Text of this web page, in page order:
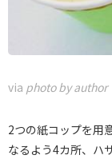
via photo by author
2つの紙コップを用
なるよう4カ所、ハ